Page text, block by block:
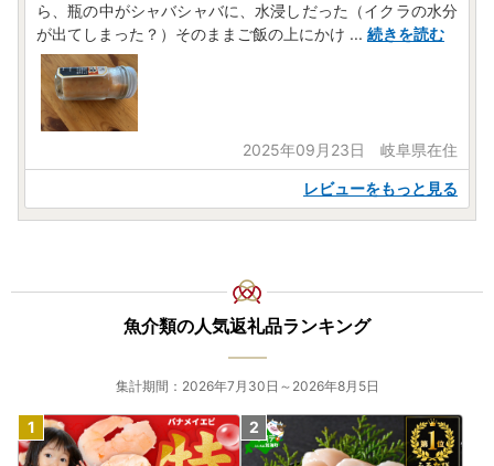
ら、瓶の中がシャバシャバに、水浸しだった（イクラの水分
が出てしまった？）そのままご飯の上にかけ ... 続きを読む
2025年09月23日 岐阜県在住
レビューをもっと見る
魚介類の人気返礼品ランキング
集計期間：2026年7月30日～2026年8月5日